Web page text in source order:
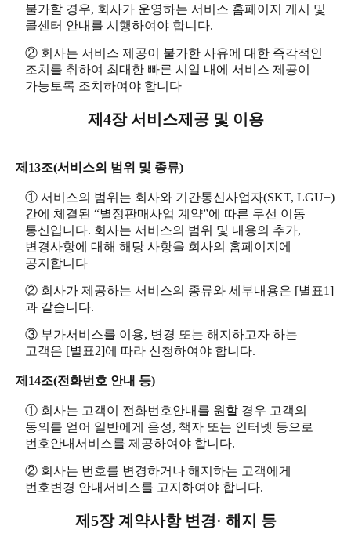
불가할 경우, 회사가 운영하는 서비스 홈페이지 게시 및
콜센터 안내를 시행하여야 합니다.
② 회사는 서비스 제공이 불가한 사유에 대한 즉각적인
조치를 취하여 최대한 빠른 시일 내에 서비스 제공이
가능토록 조치하여야 합니다
제4장 서비스제공 및 이용
제13조(서비스의 범위 및 종류)
① 서비스의 범위는 회사와 기간통신사업자(SKT, LGU+)
간에 체결된 “별정판매사업 계약”에 따른 무선 이동
통신입니다. 회사는 서비스의 범위 및 내용의 추가,
변경사항에 대해 해당 사항을 회사의 홈페이지에
공지합니다
② 회사가 제공하는 서비스의 종류와 세부내용은 [별표1]
과 같습니다.
③ 부가서비스를 이용, 변경 또는 해지하고자 하는
고객은 [별표2]에 따라 신청하여야 합니다.
제14조(전화번호 안내 등)
① 회사는 고객이 전화번호안내를 원할 경우 고객의
동의를 얻어 일반에게 음성, 책자 또는 인터넷 등으로
번호안내서비스를 제공하여야 합니다.
② 회사는 번호를 변경하거나 해지하는 고객에게
번호변경 안내서비스를 고지하여야 합니다.
제5장 계약사항 변경· 해지 등